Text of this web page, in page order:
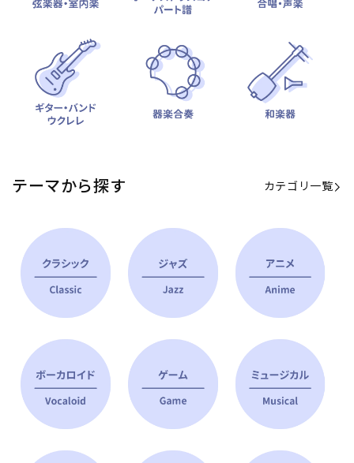
テーマから探す カテゴリ一覧